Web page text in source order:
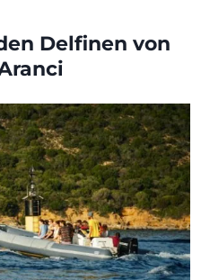
Delfinen von